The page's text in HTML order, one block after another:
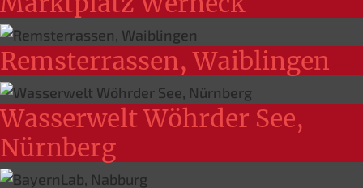
Remsterrassen, Waiblingen
Wasserwelt Wöhrder See,
Nürnberg